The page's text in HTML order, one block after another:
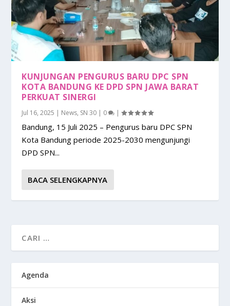
KUNJUNGAN PENGURUS BARU DPC SPN
KOTA BANDUNG KE DPD SPN JAWA BARAT
PERKUAT SINERGI
Jul 16, 2025 | News, SN 30 | 0 |
Bandung, 15 Juli 2025 – Pengurus baru DPC SPN
Kota Bandung periode 2025-2030 mengunjungi
DPD SPN...
BACA SELENGKAPNYA
Agenda
Aksi